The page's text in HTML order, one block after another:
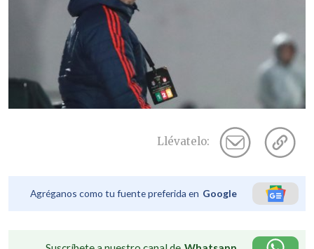
Llévatelo:
Agréganos como tu fuente preferida en Google